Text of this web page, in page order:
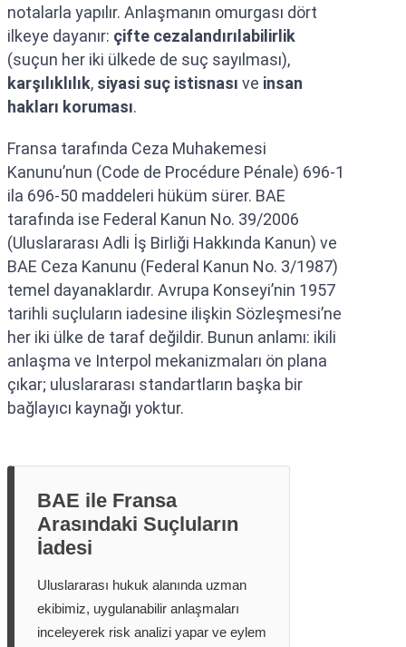
notalarla yapılır. Anlaşmanın omurgası dört
ilkeye dayanır: çifte cezalandırılabilirlik
(suçun her iki ülkede de suç sayılması),
karşılıklılık, siyasi suç istisnası ve insan
hakları koruması.
Fransa tarafında Ceza Muhakemesi
Kanunu’nun (Code de Procédure Pénale) 696-1
ila 696-50 maddeleri hüküm sürer. BAE
tarafında ise Federal Kanun No. 39/2006
(Uluslararası Adli İş Birliği Hakkında Kanun) ve
BAE Ceza Kanunu (Federal Kanun No. 3/1987)
temel dayanaklardır. Avrupa Konseyi’nin 1957
tarihli suçluların iadesine ilişkin Sözleşmesi’ne
her iki ülke de taraf değildir. Bunun anlamı: ikili
anlaşma ve Interpol mekanizmaları ön plana
çıkar; uluslararası standartların başka bir
bağlayıcı kaynağı yoktur.
BAE ile Fransa
Arasındaki Suçluların
İadesi
Uluslararası hukuk alanında uzman
ekibimiz, uygulanabilir anlaşmaları
inceleyerek risk analizi yapar ve eylem